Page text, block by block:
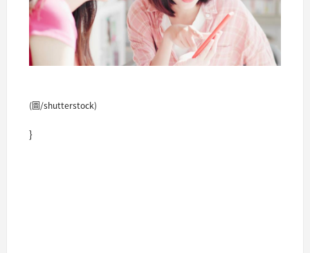
(圖/shutterstock)
}